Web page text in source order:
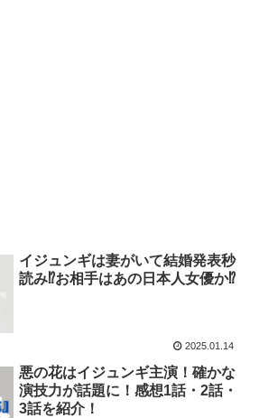
イジュンギは妻がいて結婚発表秒
読み⁉お相手はあの日本人女優か⁉
2025.01.14
悪の花はイジュンギ主演！確かな
演技力が話題に！感想1話・2話・
3話を紹介！